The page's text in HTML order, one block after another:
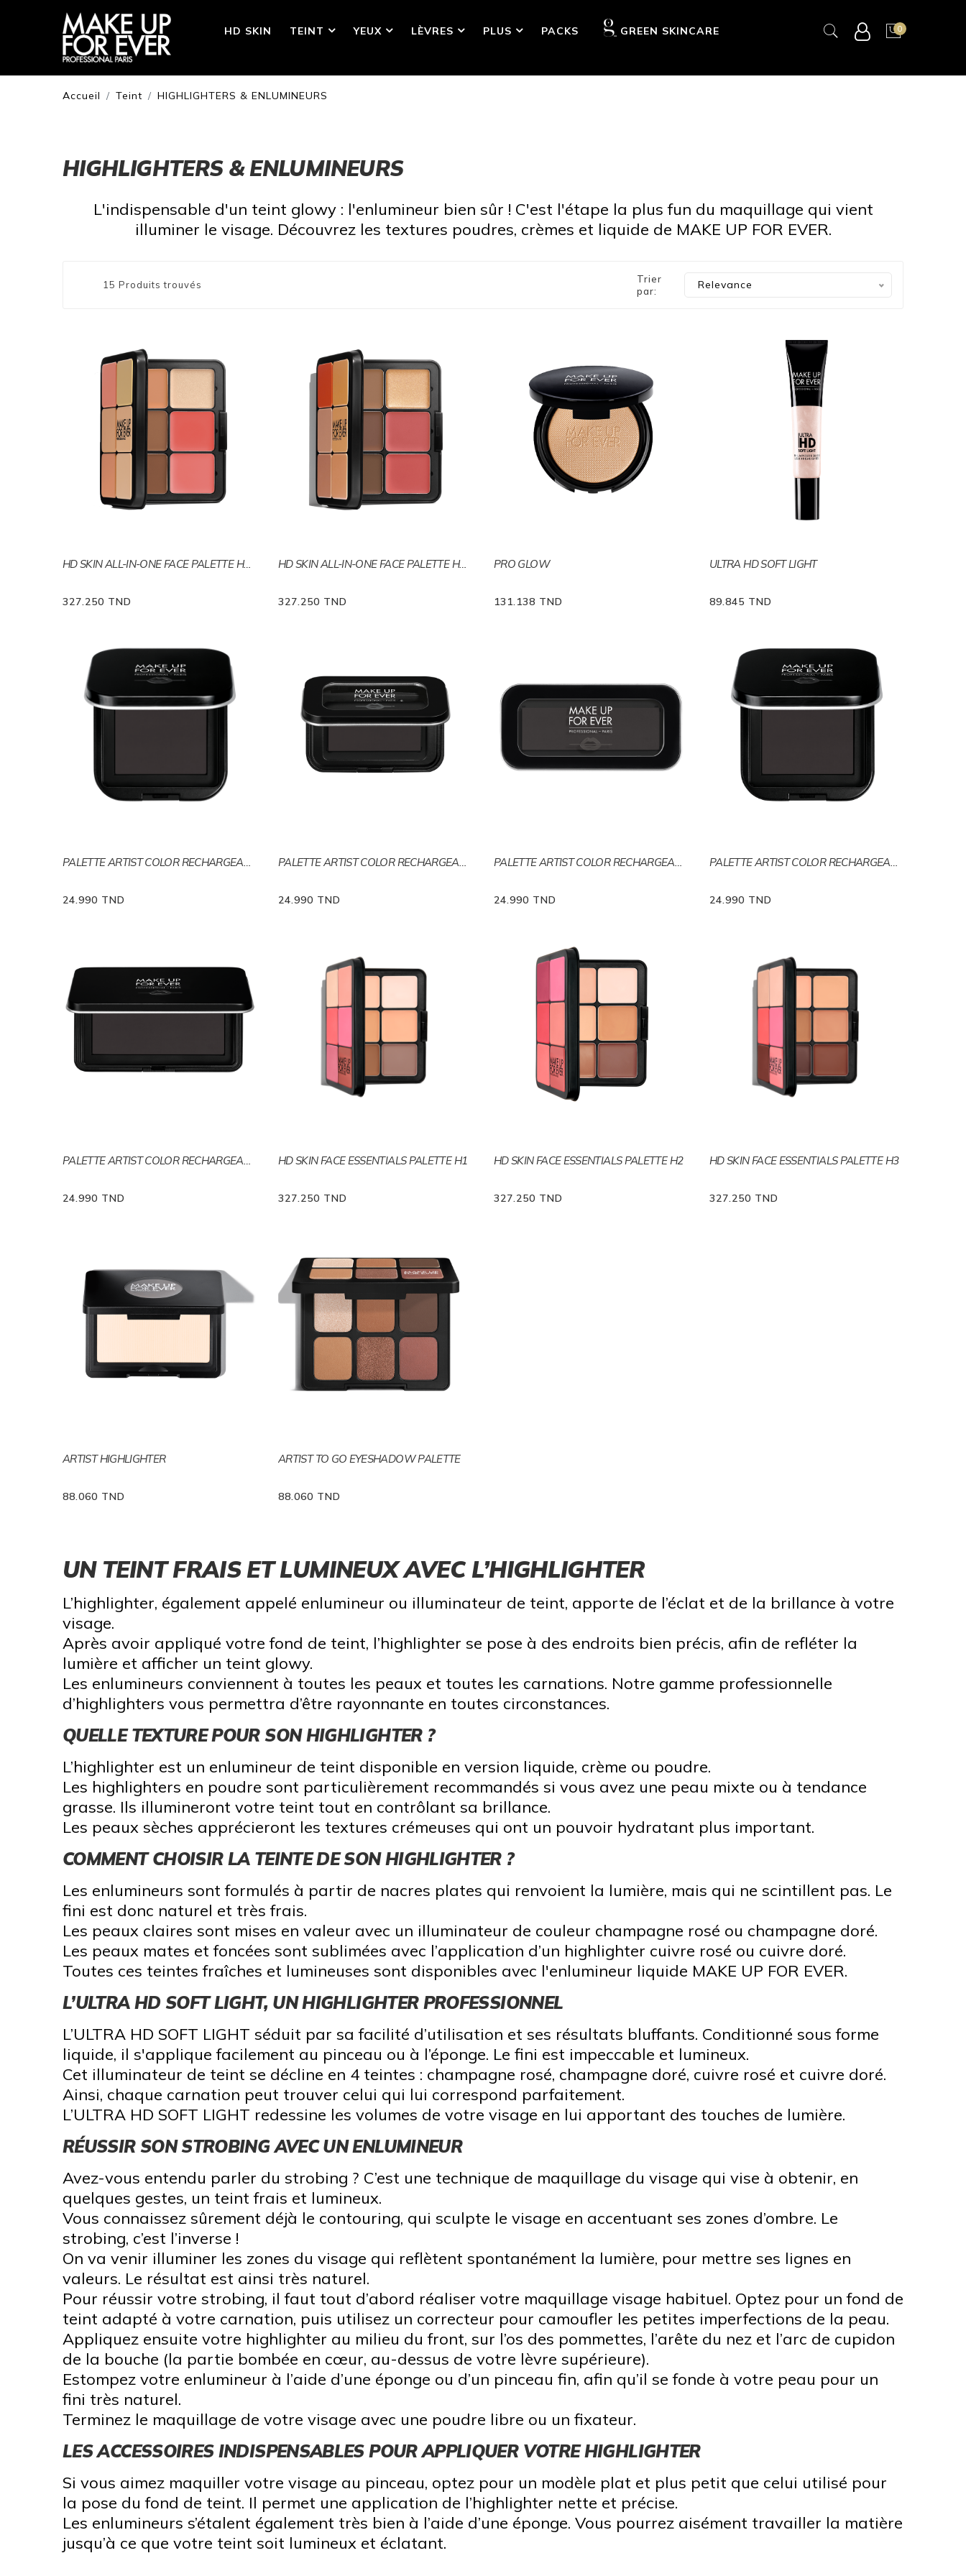
HD SKIN TEINT YEUX LÈVRES PLUS PACKS GREEN SKINCARE 0
Accueil Teint HIGHLIGHTERS & ENLUMINEURS
HIGHLIGHTERS & ENLUMINEURS
L'indispensable d'un teint glowy : l'enlumineur bien sûr ! C'est l'étape la plus fun du maquillage qui vient
illuminer le visage. Découvrez les textures poudres, crèmes et liquide de MAKE UP FOR EVER.
15 Produits trouvés
Trier
par:
Relevance
HD SKIN ALL-IN-ONE FACE PALETTE Harmonie1
327.250 TND
HD SKIN ALL-IN-ONE FACE PALETTE Harmonie2
327.250 TND
PRO GLOW
131.138 TND
ULTRA HD SOFT LIGHT
89.845 TND
PALETTE ARTIST COLOR RECHARGEABLE XS
24.990 TND
PALETTE ARTIST COLOR RECHARGEABLE S
24.990 TND
PALETTE ARTIST COLOR RECHARGEABLE M
24.990 TND
PALETTE ARTIST COLOR RECHARGEABLE L
24.990 TND
PALETTE ARTIST COLOR RECHARGEABLE XL
24.990 TND
HD SKIN FACE ESSENTIALS PALETTE H1
327.250 TND
HD SKIN FACE ESSENTIALS PALETTE H2
327.250 TND
HD SKIN FACE ESSENTIALS PALETTE H3
327.250 TND
ARTIST HIGHLIGHTER
88.060 TND
ARTIST TO GO EYESHADOW PALETTE
88.060 TND
UN TEINT FRAIS ET LUMINEUX AVEC L’HIGHLIGHTER
L’highlighter, également appelé enlumineur ou illuminateur de teint, apporte de l’éclat et de la brillance à votre
visage.
Après avoir appliqué votre fond de teint, l’highlighter se pose à des endroits bien précis, afin de refléter la
lumière et afficher un teint glowy.
Les enlumineurs conviennent à toutes les peaux et toutes les carnations. Notre gamme professionnelle
d’highlighters vous permettra d’être rayonnante en toutes circonstances.
QUELLE TEXTURE POUR SON HIGHLIGHTER ?
L’highlighter est un enlumineur de teint disponible en version liquide, crème ou poudre.
Les highlighters en poudre sont particulièrement recommandés si vous avez une peau mixte ou à tendance
grasse. Ils illumineront votre teint tout en contrôlant sa brillance.
Les peaux sèches apprécieront les textures crémeuses qui ont un pouvoir hydratant plus important.
COMMENT CHOISIR LA TEINTE DE SON HIGHLIGHTER ?
Les enlumineurs sont formulés à partir de nacres plates qui renvoient la lumière, mais qui ne scintillent pas. Le
fini est donc naturel et très frais.
Les peaux claires sont mises en valeur avec un illuminateur de couleur champagne rosé ou champagne doré.
Les peaux mates et foncées sont sublimées avec l’application d’un highlighter cuivre rosé ou cuivre doré.
Toutes ces teintes fraîches et lumineuses sont disponibles avec l'enlumineur liquide MAKE UP FOR EVER.
L’ULTRA HD SOFT LIGHT, UN HIGHLIGHTER PROFESSIONNEL
L’ULTRA HD SOFT LIGHT séduit par sa facilité d’utilisation et ses résultats bluffants. Conditionné sous forme
liquide, il s'applique facilement au pinceau ou à l’éponge. Le fini est impeccable et lumineux.
Cet illuminateur de teint se décline en 4 teintes : champagne rosé, champagne doré, cuivre rosé et cuivre doré.
Ainsi, chaque carnation peut trouver celui qui lui correspond parfaitement.
L’ULTRA HD SOFT LIGHT redessine les volumes de votre visage en lui apportant des touches de lumière.
RÉUSSIR SON STROBING AVEC UN ENLUMINEUR
Avez-vous entendu parler du strobing ? C’est une technique de maquillage du visage qui vise à obtenir, en
quelques gestes, un teint frais et lumineux.
Vous connaissez sûrement déjà le contouring, qui sculpte le visage en accentuant ses zones d’ombre. Le
strobing, c’est l’inverse !
On va venir illuminer les zones du visage qui reflètent spontanément la lumière, pour mettre ses lignes en
valeurs. Le résultat est ainsi très naturel.
Pour réussir votre strobing, il faut tout d’abord réaliser votre maquillage visage habituel. Optez pour un fond de
teint adapté à votre carnation, puis utilisez un correcteur pour camoufler les petites imperfections de la peau.
Appliquez ensuite votre highlighter au milieu du front, sur l’os des pommettes, l’arête du nez et l’arc de cupidon
de la bouche (la partie bombée en cœur, au-dessus de votre lèvre supérieure).
Estompez votre enlumineur à l’aide d’une éponge ou d’un pinceau fin, afin qu’il se fonde à votre peau pour un
fini très naturel.
Terminez le maquillage de votre visage avec une poudre libre ou un fixateur.
LES ACCESSOIRES INDISPENSABLES POUR APPLIQUER VOTRE HIGHLIGHTER
Si vous aimez maquiller votre visage au pinceau, optez pour un modèle plat et plus petit que celui utilisé pour
la pose du fond de teint. Il permet une application de l’highlighter nette et précise.
Les enlumineurs s’étalent également très bien à l’aide d’une éponge. Vous pourrez aisément travailler la matière
jusqu’à ce que votre teint soit lumineux et éclatant.